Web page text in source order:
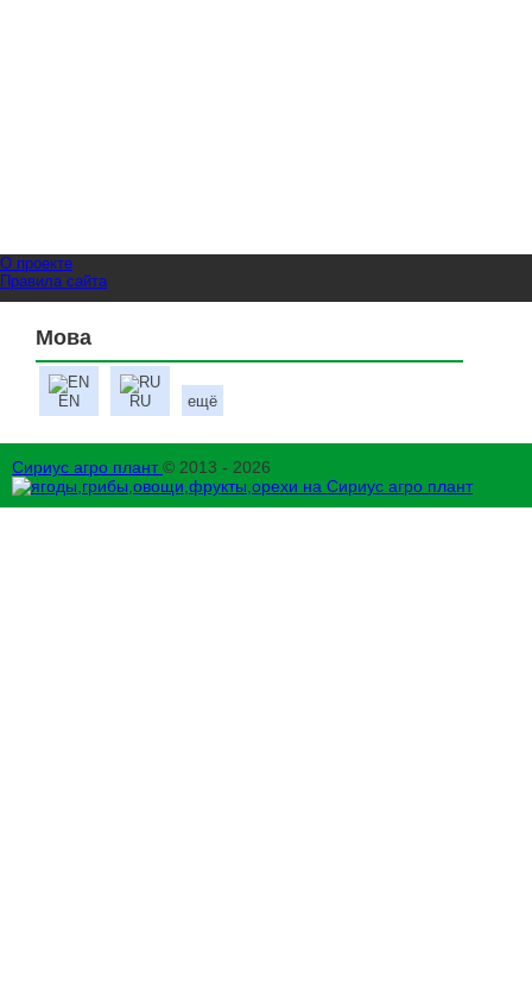
О проекте
Правила сайта
Мова
EN RU ещё
Сириус агро плант© 2013 - 2026